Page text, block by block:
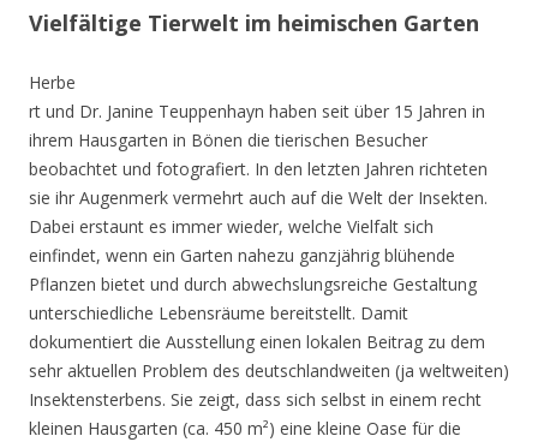
Vielfältige Tierwelt im heimischen Garten
Herbe
rt und Dr. Janine Teuppenhayn haben seit über 15 Jahren in
ihrem Hausgarten in Bönen die tierischen Besucher
beobachtet und fotografiert. In den letzten Jahren richteten
sie ihr Augenmerk vermehrt auch auf die Welt der Insekten.
Dabei erstaunt es immer wieder, welche Vielfalt sich
einfindet, wenn ein Garten nahezu ganzjährig blühende
Pflanzen bietet und durch abwechslungsreiche Gestaltung
unterschiedliche Lebensräume bereitstellt. Damit
dokumentiert die Ausstellung einen lokalen Beitrag zu dem
sehr aktuellen Problem des deutschlandweiten (ja weltweiten)
Insektensterbens. Sie zeigt, dass sich selbst in einem recht
kleinen Hausgarten (ca. 450 m²) eine kleine Oase für die